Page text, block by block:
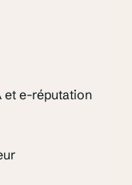
et e-réputation